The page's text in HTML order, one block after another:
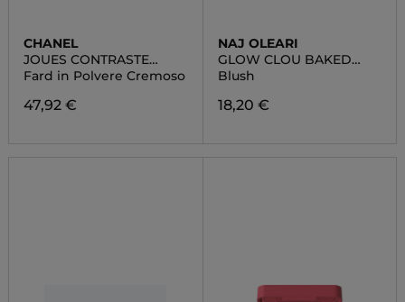
CHANEL
JOUES CONTRASTE
INTENSE
Fard in Polvere Cremoso
47,92 €
NAJ OLEARI
GLOW CLOU BAKED
BLUSH
Blush
18,20 €